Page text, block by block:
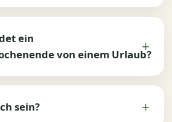
ein
von einem Urlaub?
sein?